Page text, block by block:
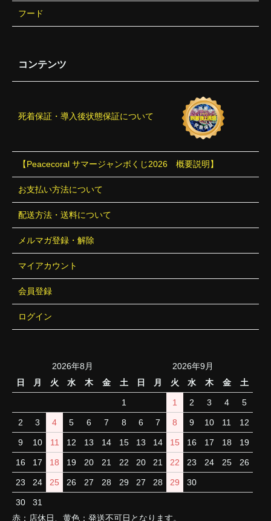
フード
コンテンツ
死着保証・導入後状態保証について
【Peacecoral サマージャンボくじ2026 概要説明】
お支払い方法について
配送方法・送料について
メルマガ登録・解除
マイアカウント
会員登録
ログイン
2026年8月
日
月 火 水 木 金 土
1
2 3 4 5 6 7 8
9 10 11 12 13 14 15
16 17 18 19 20 21 22
23 24 25 26 27 28 29
30 31
2026年9月
日
月 火 水 木 金 土
1 2 3 4 5
6 7 8 9 10 11 12
13 14 15 16 17 18 19
20 21 22 23 24 25 26
27 28 29 30
赤：店休日、黄色：発送不可日となります。